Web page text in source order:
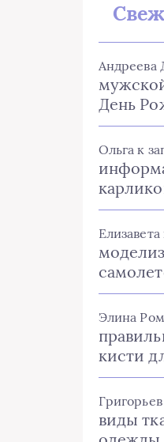
Андреева
День
Ольга к
Елизавета
Элина
кисти
виды